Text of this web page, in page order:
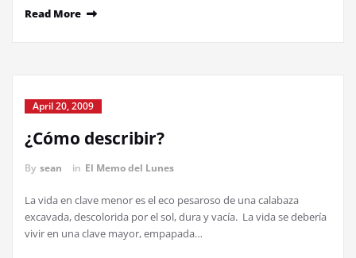
Read More
April 20, 2009
¿Cómo describir?
By sean in El Memo del Lunes
La vida en clave menor es el eco pesaroso de una calabaza
excavada, descolorida por el sol, dura y vacía. La vida se debería
vivir en una clave mayor, empapada…